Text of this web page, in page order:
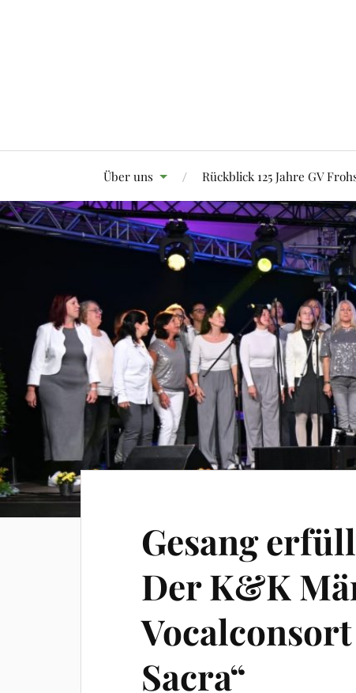
Über uns Rückblick 125 Jahre GV
Gesang
Der K&K
Sacra“